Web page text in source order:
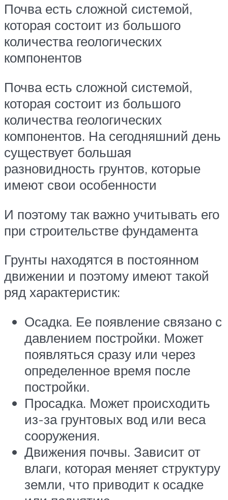
Почва есть сложной системой,
которая состоит из большого
количества геологических
компонентов
Почва есть сложной системой,
которая состоит из большого
количества геологических
компонентов. На сегодняшний день
существует большая
разновидность грунтов, которые
имеют свои особенности
И поэтому так важно учитывать его
при строительстве фундамента
Грунты находятся в постоянном
движении и поэтому имеют такой
ряд характеристик:
Осадка. Ее появление связано с
давлением постройки. Может
появляться сразу или через
определенное время после
постройки.
Просадка. Может происходить
из-за грунтовых вод или веса
сооружения.
Движения почвы. Зависит от
влаги, которая меняет структуру
земли, что приводит к осадке